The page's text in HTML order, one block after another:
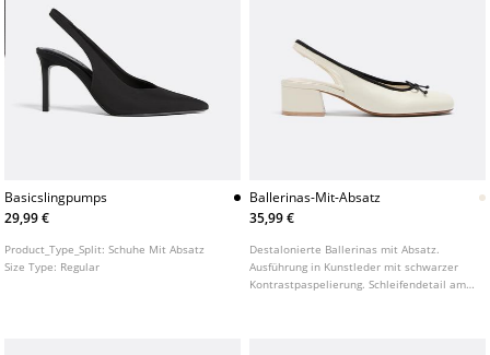
Basicslingpumps
29,99 €
Product_Type_Split:Schuhe Mit Absatz
Size Type: Regular
Ballerinas-Mit-Absatz
35,99 €
Destalonierte Ballerinas mit Absatz.
Ausführung in Kunstleder mit schwarzer
Kontrastpaspelierung. Schleifendetail am